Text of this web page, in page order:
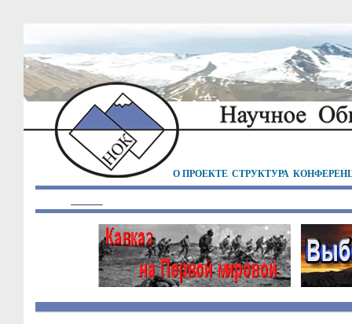
О ПРОЕКТЕ СТРУКТУРА